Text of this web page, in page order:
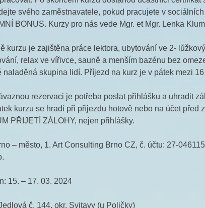
svého zaměstnavatele, pokud pracujete v
BONUS. Kurzy pro nás vede Mgr. et Mgr. Lenka
kurzu je zajištěna práce lektora, ubytování ve 2-
relax ve vířivce, sauně a menším bazénu bez
naladěná skupina lidí. Příjezd na kurz je v pátek mezi
rezervaci je potřeba poslat přihlášku a uhradit
kurzu se hradí při příjezdu hotově nebo na účet
PŘIJETÍ ZÁLOHY, nejen přihlášky.
– město, 1. Art Consulting Brno CZ, č. účtu: 27-
15. – 17. 03. 2024
č. 144, okr. Svitavy (u Poličky)